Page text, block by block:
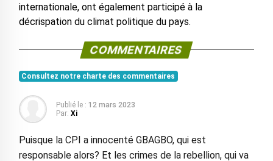
internationale, ont également participé à la
décrispation du climat politique du pays.
COMMENTAIRES
Consultez notre charte des commentaires
Publié le : 12 mars 2023
Par: Xi
Puisque la CPI a innocenté GBAGBO, qui est
responsable alors? Et les crimes de la rebellion, qui va